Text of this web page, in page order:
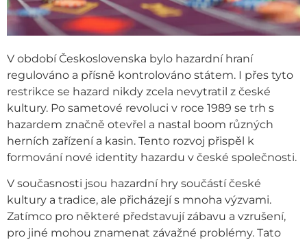
V období Československa bylo hazardní hraní
regulováno a přísně kontrolováno státem. I přes tyto
restrikce se hazard nikdy zcela nevytratil z české
kultury. Po sametové revoluci v roce 1989 se trh s
hazardem značně otevřel a nastal boom různých
herních zařízení a kasin. Tento rozvoj přispěl k
formování nové identity hazardu v české společnosti.
V současnosti jsou hazardní hry součástí české
kultury a tradice, ale přicházejí s mnoha výzvami.
Zatímco pro některé představují zábavu a vzrušení,
pro jiné mohou znamenat závažné problémy. Tato